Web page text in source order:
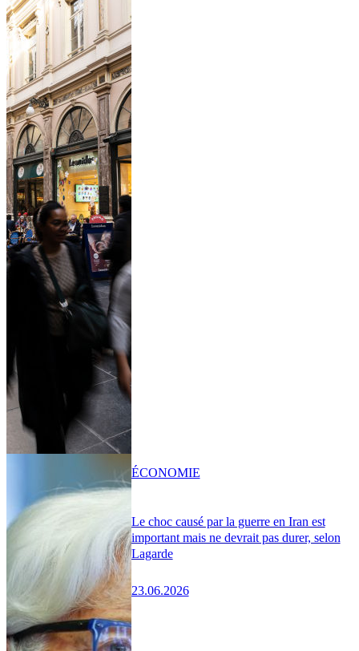
Le choc causé par la guerre en Iran est
important mais ne devrait pas durer, selon
Lagarde
23.06.2026
ÉCONOMIE